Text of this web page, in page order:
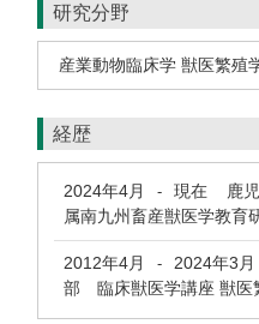
研究分野
産業動物臨床学 獣医繁殖
経歴
2024年4月 - 現在 鹿
属南九州畜産獣医学教
2012年4月 - 2024年3月
部 臨床獣医学講座 獣